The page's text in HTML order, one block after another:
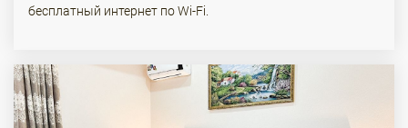
бесплатный интернет по Wi-Fi.